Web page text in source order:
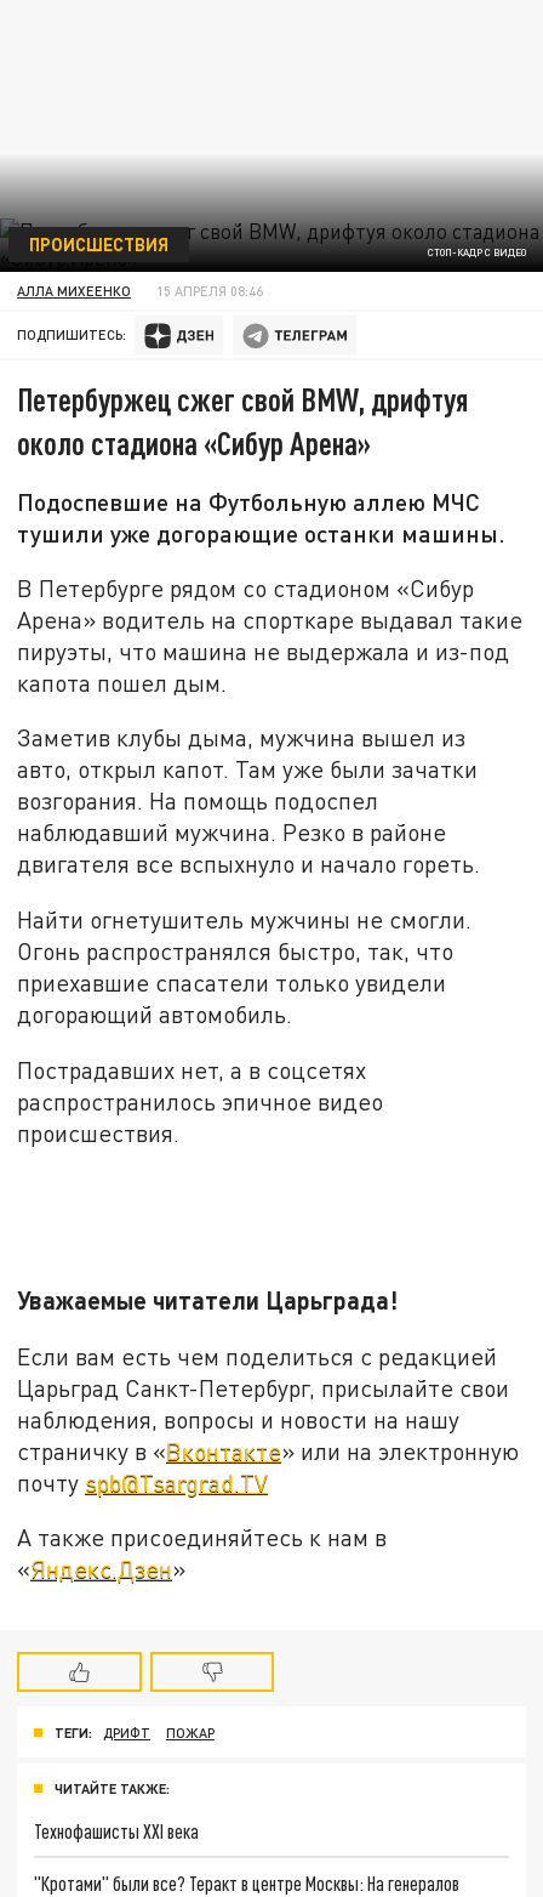
СТОП-КАДР С ВИДЕО
ПРОИСШЕСТВИЯ
АЛЛА МИХЕЕНКО 15 АПРЕЛЯ 08:46
ПОДПИШИТЕСЬ:
Петербуржец сжег свой BMW, дрифтуя
около стадиона «Сибур Арена»
Подоспевшие на Футбольную аллею МЧС
тушили уже догорающие останки машины.
В Петербурге рядом со стадионом «Сибур
Арена» водитель на спорткаре выдавал такие
пируэты, что машина не выдержала и из-под
капота пошел дым.
Заметив клубы дыма, мужчина вышел из
авто, открыл капот. Там уже были зачатки
возгорания. На помощь подоспел
наблюдавший мужчина. Резко в районе
двигателя все вспыхнуло и начало гореть.
Найти огнетушитель мужчины не смогли.
Огонь распространялся быстро, так, что
приехавшие спасатели только увидели
догорающий автомобиль.
Пострадавших нет, а в соцсетях
распространилось эпичное видео
происшествия.
Уважаемые читатели Царьграда!
Если вам есть чем поделиться с редакцией
Царьград Санкт-Петербург, присылайте свои
наблюдения, вопросы и новости на нашу
страничку в «Вконтакте» или на электронную
почту spb@Tsargrad.TV
А также присоединяйтесь к нам в
«Яндекс.Дзен»
ТЕГИ: ДРИФТ ПОЖАР
ЧИТАЙТЕ ТАКЖЕ:
Технофашисты XXI века
"Кротами" были все? Теракт в центре Москвы: На генералов